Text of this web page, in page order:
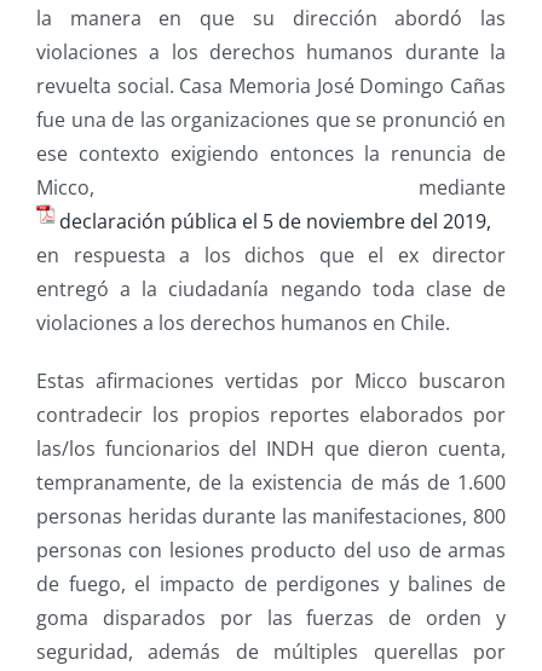
la manera en que su dirección abordó las
violaciones a los derechos humanos durante la
revuelta social. Casa Memoria José Domingo Cañas
fue una de las organizaciones que se pronunció en
ese contexto exigiendo entonces la renuncia de
Micco, mediante
declaración pública el 5 de noviembre del 2019,
en respuesta a los dichos que el ex director
entregó a la ciudadanía negando toda clase de
violaciones a los derechos humanos en Chile.
Estas afirmaciones vertidas por Micco buscaron
contradecir los propios reportes elaborados por
las/los funcionarios del INDH que dieron cuenta,
tempranamente, de la existencia de más de 1.600
personas heridas durante las manifestaciones, 800
personas con lesiones producto del uso de armas
de fuego, el impacto de perdigones y balines de
goma disparados por las fuerzas de orden y
seguridad, además de múltiples querellas por